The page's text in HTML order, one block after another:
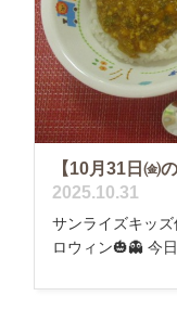
【10月31日㈮
2025.10.31
サンライズキッ
ロウィン🎃👻 今